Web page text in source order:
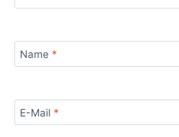
Name *
E-Mail *